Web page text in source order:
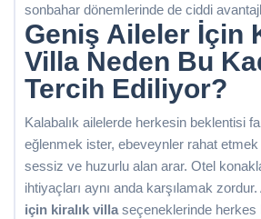
sonbahar dönemlerinde de ciddi
Geniş Aileler İçin
Villa Neden Bu
Tercih Ediliyor?
Kalabalık ailelerde herkesin beklentisi
eğlenmek ister, ebeveynler rahat
sessiz ve huzurlu alan arar. Otel
ihtiyaçları aynı anda karşılamak
için kiralık villa seçeneklerinde herkes